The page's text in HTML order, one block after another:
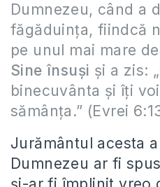
Dumnezeu, când a
făgăduinţa, fiindcă
pe unul mai mare
Sine însuşi şi a zis:
binecuvânta şi îţi
sămânţa.” (Evrei
Jurământul acesta
Dumnezeu ar fi